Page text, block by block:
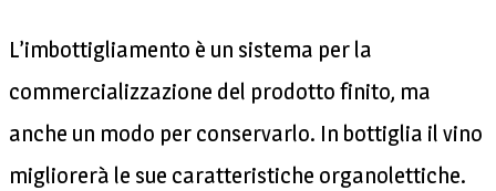
L’imbottigliamento è un sistema per la
commercializzazione del prodotto finito, ma
anche un modo per conservarlo. In bottiglia il vino
migliorerà le sue caratteristiche organolettiche.